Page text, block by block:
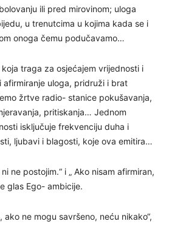
ili pred mirovinom; uloga
u trenutcima u kojima kada se i
onoga čemu podučavamo…
traga za osjećajem vrijednosti i
uloga, pridruži i brat
žrtve radio- stanice pokušavanja,
pritiskanja… Jednom
isključuje frekvenciju duha i
ljubavi i blagosti, koje ova emitira…
ne postojim.“ i „ Ako nisam afirmiran,
glas Ego- ambicije.
ako ne mogu savršeno, neću nikako“,